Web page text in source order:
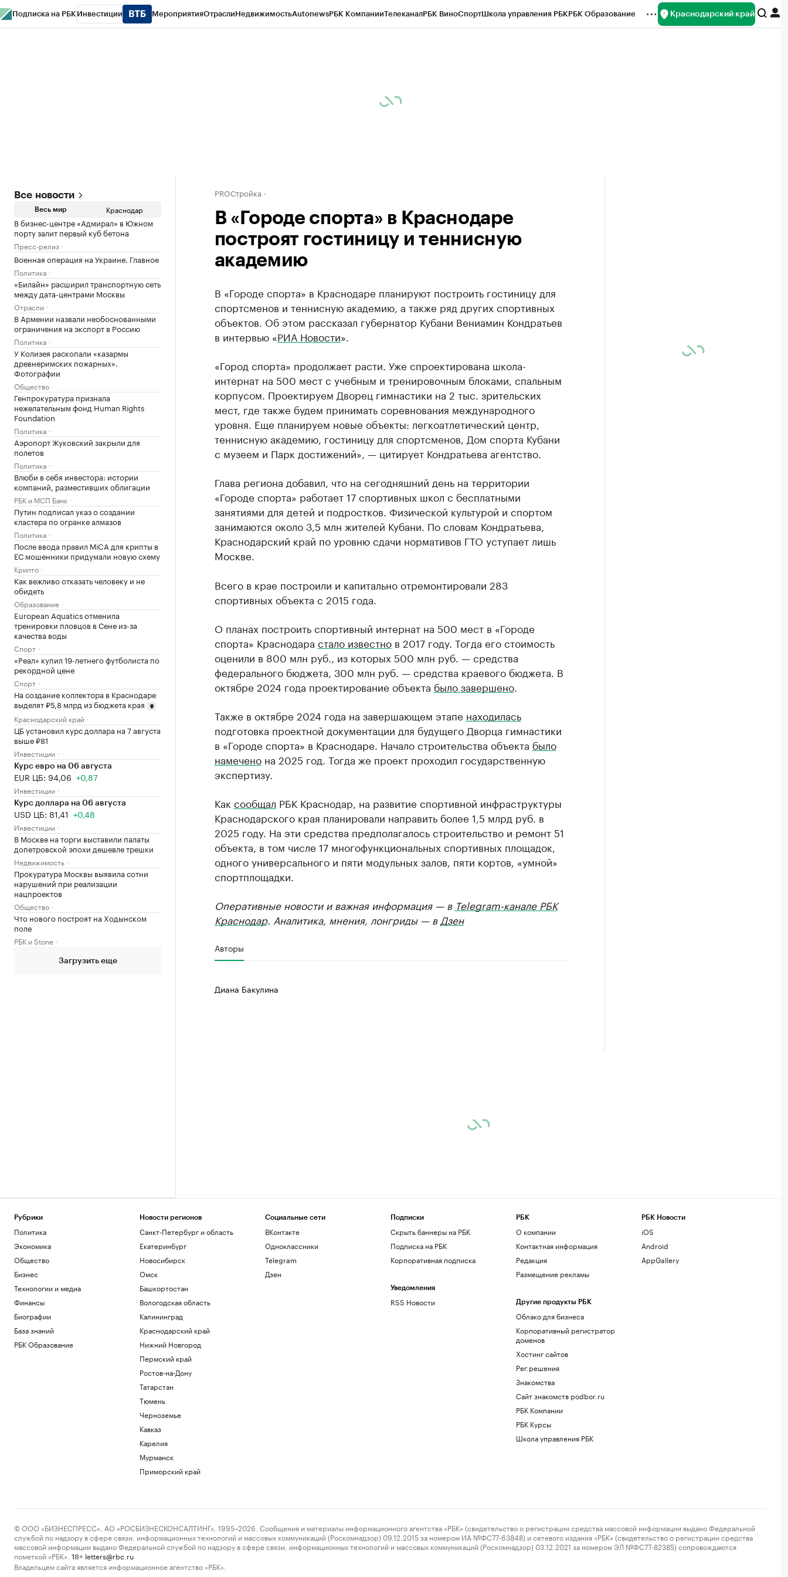
Подписка на РБК Инвестиции МероприятияОтраслиНедвижимостьAutonewsРБК КомпанииТелеканалРБК ВиноСпортШкола управления РБКРБК Образование Краснодарский край
Все новости
Весь мир Краснодар
В бизнес-центре «Адмирал» в Южном
порту залит первый куб бетона
Пресс-релиз
Военная операция на Украине. Главное
Политика
«Билайн» расширил транспортную сеть
между дата-центрами Москвы
Отрасли
В Армении назвали необоснованными
ограничения на экспорт в Россию
Политика
У Колизея раскопали «казармы
древнеримских пожарных».
Фотографии
Общество
Генпрокуратура признала
нежелательным фонд Human Rights
Foundation
Политика
Аэропорт Жуковский закрыли для
полетов
Политика
Влюби в себя инвестора: истории
компаний, разместивших облигации
РБК и МСП Банк
Путин подписал указ о создании
кластера по огранке алмазов
Политика
После ввода правил MiCA для крипты в
ЕС мошенники придумали новую схему
Крипто
Как вежливо отказать человеку и не
обидеть
Образование
European Aquatics отменила
тренировки пловцов в Сене из-за
качества воды
Спорт
«Реал» купил 19-летнего футболиста по
рекордной цене
Спорт
На создание коллектора в Краснодаре
выделят ₽5,8 млрд из бюджета края
Краснодарский край
ЦБ установил курс доллара на 7 августа
выше ₽81
Инвестиции
Курс евро на 06 августа
EUR ЦБ: 94,06 +0,87
Инвестиции
Курс доллара на 06 августа
USD ЦБ: 81,41 +0,48
Инвестиции
В Москве на торги выставили палаты
допетровской эпохи дешевле трешки
Недвижимость
Прокуратура Москвы выявила сотни
нарушений при реализации
нацпроектов
Общество
Что нового построят на Ходынском
поле
РБК и Stone
Загрузить еще
PROСтройка
В «Городе спорта» в Краснодаре
построят гостиницу и теннисную
академию
В «Городе спорта» в Краснодаре планируют построить гостиницу для
спортсменов и теннисную академию, а также ряд других спортивных
объектов. Об этом рассказал губернатор Кубани Вениамин Кондратьев
в интервью «РИА Новости».
«Город спорта» продолжает расти. Уже спроектирована школа-
интернат на 500 мест с учебным и тренировочным блоками, спальным
корпусом. Проектируем Дворец гимнастики на 2 тыс. зрительских
мест, где также будем принимать соревнования международного
уровня. Еще планируем новые объекты: легкоатлетический центр,
теннисную академию, гостиницу для спортсменов, Дом спорта Кубани
с музеем и Парк достижений», — цитирует Кондратьева агентство.
Глава региона добавил, что на сегодняшний день на территории
«Городе спорта» работает 17 спортивных школ с бесплатными
занятиями для детей и подростков. Физической культурой и спортом
занимаются около 3,5 млн жителей Кубани. По словам Кондратьева,
Краснодарский край по уровню сдачи нормативов ГТО уступает лишь
Москве.
Всего в крае построили и капитально отремонтировали 283
спортивных объекта с 2015 года.
О планах построить спортивный интернат на 500 мест в «Городе
спорта» Краснодара стало известнов 2017 году. Тогда его стоимость
оценили в 800 млн руб., из которых 500 млн руб. — средства
федерального бюджета, 300 млн руб. — средства краевого бюджета. В
октябре 2024 года проектирование объекта было завершено.
Также в октябре 2024 года на завершающем этапе находилась
подготовка проектной документации для будущего Дворца гимнастики
в «Городе спорта» в Краснодаре. Начало строительства объекта было
намеченона 2025 год. Тогда же проект проходил государственную
экспертизу.
Как сообщал РБК Краснодар, на развитие спортивной инфраструктуры
Краснодарского края планировали направить более 1,5 млрд руб. в
2025 году. На эти средства предполагалось строительство и ремонт 51
объекта, в том числе 17 многофункциональных спортивных площадок,
одного универсального и пяти модульных залов, пяти кортов, «умной»
спортплощадки.
Оперативные новости и важная информация — в Telegram-канале РБК
Краснодар. Аналитика, мнения, лонгриды — в Дзен
Авторы
Диана Бакулина
Рубрики
Политика
Экономика
Общество
Бизнес
Технологии и медиа
Финансы
Биографии
База знаний
РБК Образование
Новости регионов
Санкт-Петербург и область
Екатеринбург
Новосибирск
Омск
Башкортостан
Вологодская область
Калининград
Краснодарский край
Нижний Новгород
Пермский край
Ростов-на-Дону
Татарстан
Тюмень
Черноземье
Кавказ
Карелия
Мурманск
Приморский край
Социальные сети
ВКонтакте
Одноклассники
Telegram
Дзен
Подписки
Скрыть баннеры на РБК
Подписка на РБК
Корпоративная подписка
Уведомления
RSS Новости
РБК
О компании
Контактная информация
Редакция
Размещение рекламы
Другие продукты РБК
Облако для бизнеса
Корпоративный регистратор
доменов
Хостинг сайтов
Рег.решения
Знакомства
Сайт знакомств podbor.ru
РБК Компании
РБК Курсы
Школа управления РБК
РБК Новости
iOS
Android
AppGallery
© ООО «БИЗНЕСПРЕСС», АО «РОСБИЗНЕСКОНСАЛТИНГ», 1995–2026. Сообщения и материалы информационного агентства «РБК» (свидетельство о регистрации средства массовой информации выдано Федеральной
службой по надзору в сфере связи, информационных технологий и массовых коммуникаций (Роскомнадзор) 09.12.2015 за номером ИА №ФС77-63848) и сетевого издания «РБК» (свидетельство о регистрации средства
массовой информации выдано Федеральной службой по надзору в сфере связи, информационных технологий и массовых коммуникаций (Роскомнадзор) 03.12.2021 за номером ЭЛ №ФС77-82385) сопровождаются
пометкой «РБК».
18+ letters@rbc.ru
Владельцем сайта является информационное агентство «РБК».